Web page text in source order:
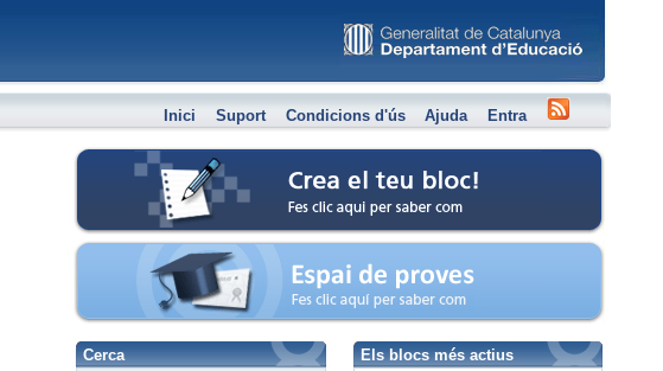
Inici Suport Condicions d'ús Ajuda Entra
Crea el teu bloc
Espai de proves
Cerca Els blocs més actius